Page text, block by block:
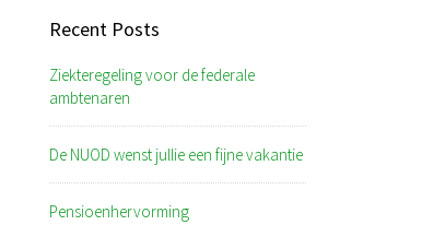
Recent Posts
Ziekteregeling voor de federale
ambtenaren
De NUOD wenst jullie een fijne vakantie
Pensioenhervorming